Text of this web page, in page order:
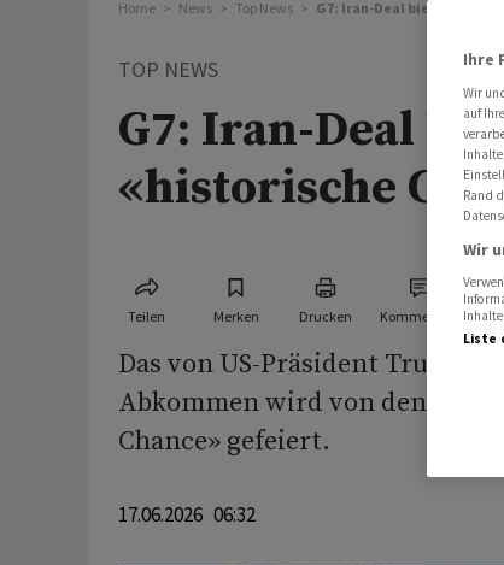
Home News Top News G7: Iran-Deal bietet
TOP NEWS
G7: Iran-Deal
«historische
Teilen Merken Drucken Kommentare
Das von US-Präsident Trump
Abkommen wird von den G7
Chance» gefeiert.
17.06.2026 06:32
Ihre
Wir
auf
Rand
Wir
Liste